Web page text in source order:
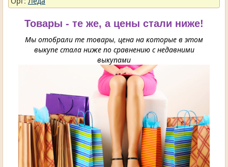
Товары - те же, а цены стали ниже!
Мы отобрали те товары, цена на которые в этом
выкупе стала ниже по сравнению с недавними
выкупами